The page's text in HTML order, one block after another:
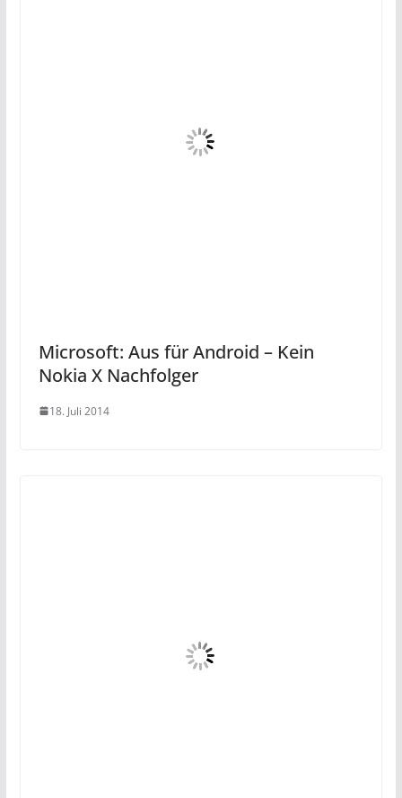
Microsoft: Aus für Android – Kein
Nokia X Nachfolger
18. Juli 2014